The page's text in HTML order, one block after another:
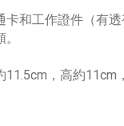
卡和工作證件（有
11.5cm，高約11cm